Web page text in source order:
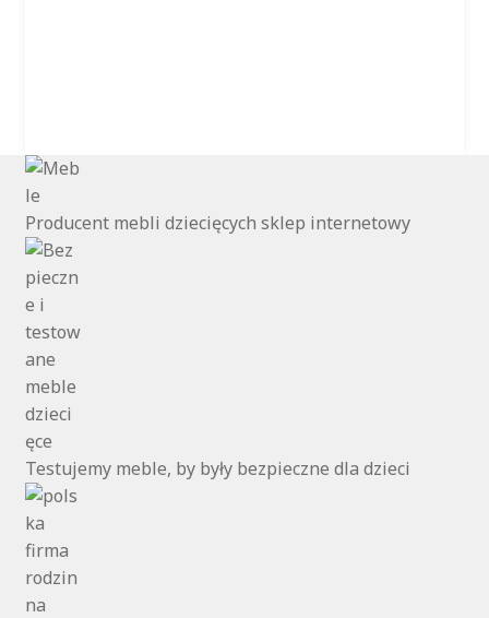
Producent mebli dziecięcych sklep internetowy
Testujemy meble, by były bezpieczne dla dzieci